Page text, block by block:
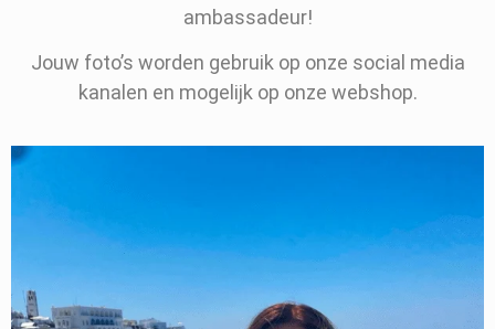
ambassadeur!
Jouw foto’s worden gebruik op onze social media
kanalen en mogelijk op onze webshop.